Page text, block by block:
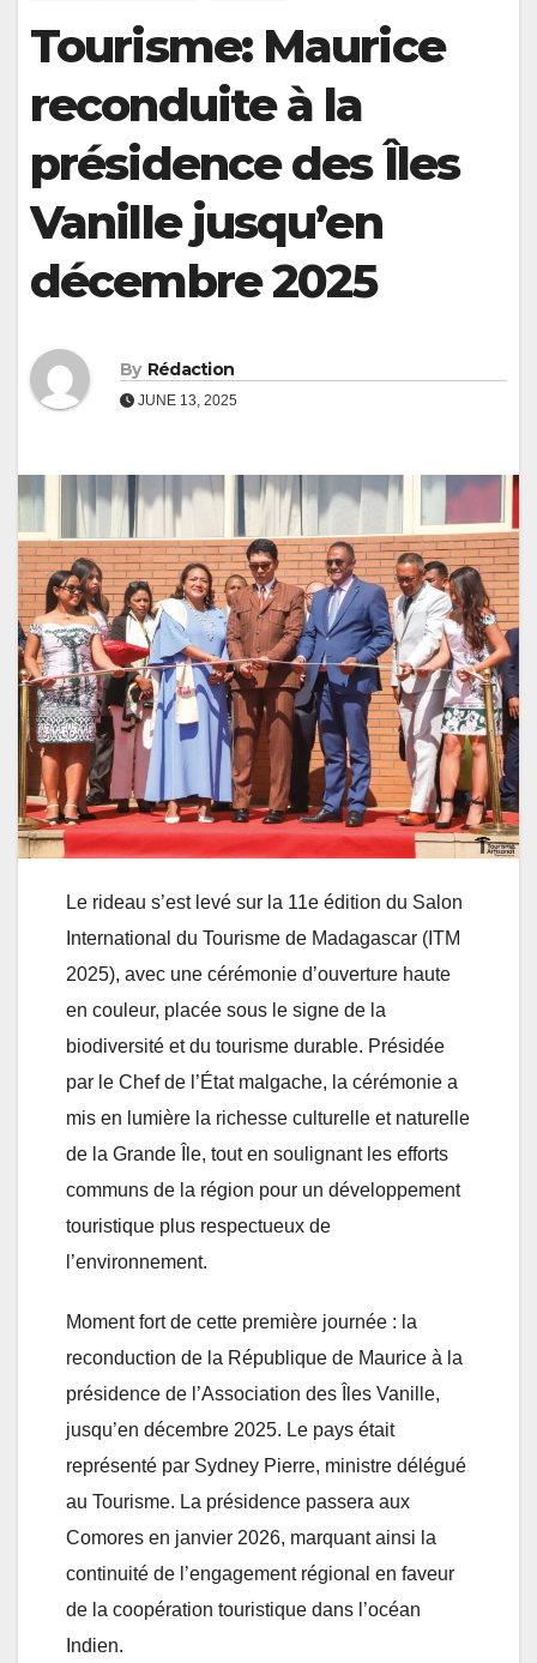
Tourisme: Maurice
reconduite à la
présidence des Îles
Vanille jusqu’en
décembre 2025
By Rédaction
JUNE 13, 2025
Le rideau s’est levé sur la 11e édition du Salon
International du Tourisme de Madagascar (ITM
2025), avec une cérémonie d’ouverture haute
en couleur, placée sous le signe de la
biodiversité et du tourisme durable. Présidée
par le Chef de l’État malgache, la cérémonie a
mis en lumière la richesse culturelle et naturelle
de la Grande Île, tout en soulignant les efforts
communs de la région pour un développement
touristique plus respectueux de
l’environnement.
Moment fort de cette première journée : la
reconduction de la République de Maurice à la
présidence de l’Association des Îles Vanille,
jusqu’en décembre 2025. Le pays était
représenté par Sydney Pierre, ministre délégué
au Tourisme. La présidence passera aux
Comores en janvier 2026, marquant ainsi la
continuité de l’engagement régional en faveur
de la coopération touristique dans l’océan
Indien.